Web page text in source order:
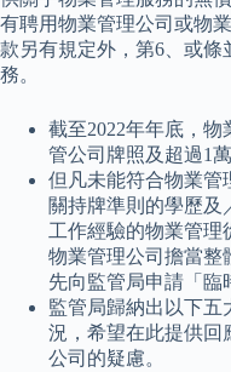
有聘用物業管理公司或物
款另有規定外，第6、或條
務。
截至2022年年底，
管公司牌照及超過1
但凡未能符合物業管
關持牌準則的學歷及
工作經驗的物業管理
物業管理公司擔當整
先向監管局申請「臨
監管局歸納出以下五
況，希望在此提供回
公司的疑慮。